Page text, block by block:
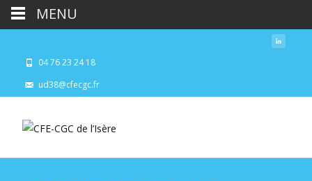
04 76 23 24 18
ud38@cfecgc.fr
MENU